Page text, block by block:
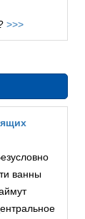
>>>
ванны